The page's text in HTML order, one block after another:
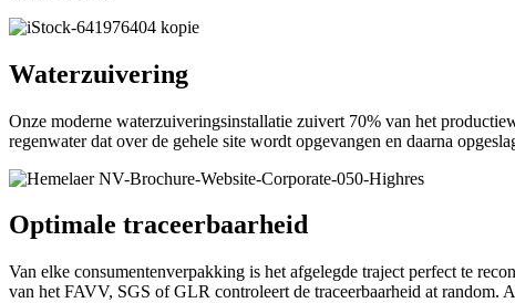
Waterzuivering
Onze moderne waterzuiveringsinstallatie zuivert 70% van het
regenwater dat over de gehele site wordt opgevangen en daarna
Optimale traceerbaarheid
Van elke consumentenverpakking is het afgelegde traject perfect te
van het FAVV, SGS of GLR controleert de traceerbaarheid at random.